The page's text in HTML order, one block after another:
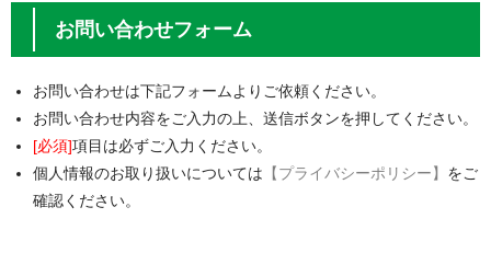
TOP
標準加工
価格表
お見積り
ご注文
お問い合わせフォーム
お問い合わせは下記フォームよりご依頼ください。
お問い合わせ内容をご入力の上、送信ボタンを押してください。
[必須]項目は必ずご入力ください。
個人情報のお取り扱いについては 【プライバシーポリシー】 をご
確認ください。